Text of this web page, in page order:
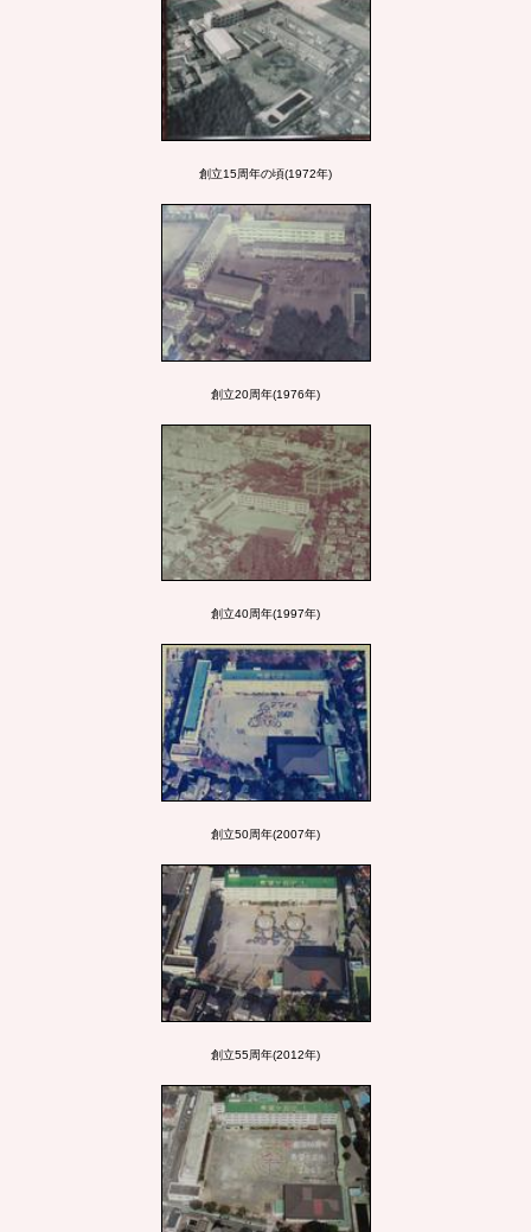
創立15周年の頃(1972年)
創立20周年(1976年)
創立40周年(1997年)
創立50周年(2007年)
創立55周年(2012年)